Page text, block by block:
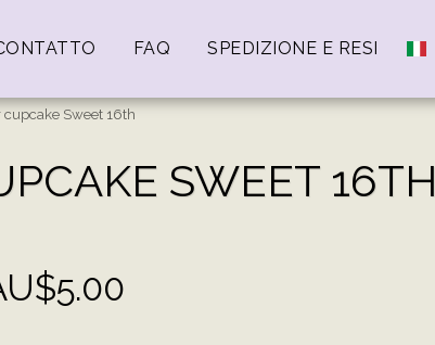
FAQ SPEDIZIONE E RESI
cupcake Sweet 16th
SWEET 16TH
5.00